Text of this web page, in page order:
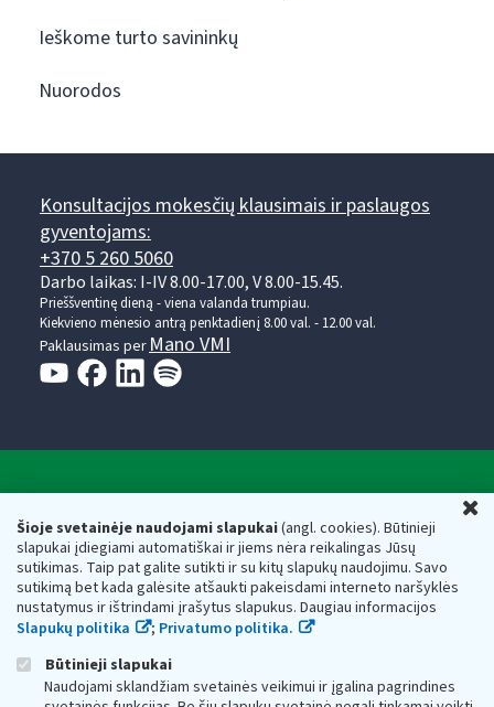
Šioje svetainėje naudojami slapukai(angl. cookies). Būtinieji
slapukai įdiegiami automatiškai ir jiems nėra reikalingas Jūsų
sutikimas. Taip pat galite sutikti ir su kitų slapukų naudojimu. Savo
sutikimą bet kada galėsite atšaukti pakeisdami interneto naršyklės
nustatymus ir ištrindami įrašytus slapukus. Daugiau informacijos
Slapukų politika
; Privatumo politika.
Būtinieji slapukai
Naudojami sklandžiam svetainės veikimui ir įgalina pagrindines
Ieškome turto savininkų
Nuorodos
Konsultacijos mokesčių klausimais ir paslaugos
gyventojams:
+370 5 260 5060
Darbo laikas: I-IV 8.00-17.00, V 8.00-15.45.
Prieššventinę dieną - viena valanda trumpiau.
Kiekvieno mėnesio antrą penktadienį 8.00 val. - 12.00 val.
Paklausimas per Mano VMI
Respublikos finansų ministerijos
Biudžetinė įstaiga. Juridinio asmens kodas — 188659752,
adresas: Vasario 16-osios g. 14, 01107 Vilnius, Lietuva, el.paštas:
vmi@vmi.lt, E. pristatymo dėžutės adresas 188659752
Duomenys apie Valstybinę mokesčių inspekciją prie Lietuvos
Respublikos finansų ministerijos kaupiami ir saugomi Juridinių